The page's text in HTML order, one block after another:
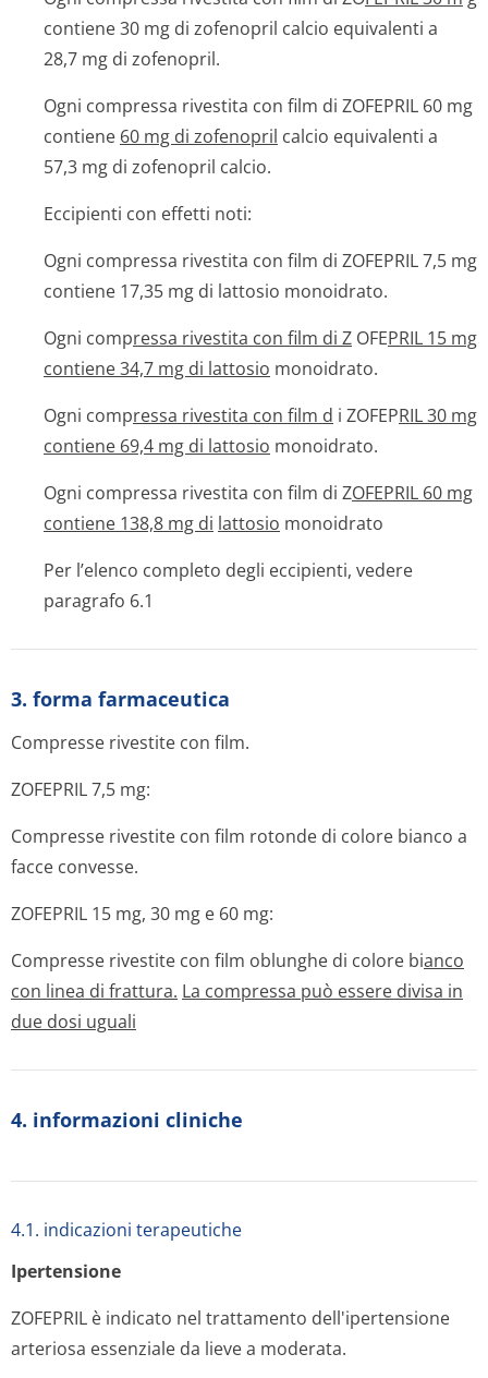
contiene 30 mg di zofenopril calcio equivalenti a
28,7 mg di zofenopril.
Ogni compressa rivestita con film di ZOFEPRIL 60 mg
contiene 60 mg di zofenopril calcio equivalenti a
57,3 mg di zofenopril calcio.
Eccipienti con effetti noti:
Ogni compressa rivestita con film di ZOFEPRIL 7,5 mg
contiene 17,35 mg di lattosio monoidrato.
Ogni compressa rivestita con film di Z OFEPRIL 15 mg
contiene 34,7 mg di lattosio monoidrato.
Ogni compressa rivestita con film d i ZOFEPRIL 30 mg
contiene 69,4 mg di lattosio monoidrato.
Ogni compressa rivestita con film di ZOFEPRIL 60 mg
contiene 138,8 mg di lattosio monoidrato
Per l’elenco completo degli eccipienti, vedere
paragrafo 6.1
3. forma farmaceutica
Compresse rivestite con film.
ZOFEPRIL 7,5 mg:
Compresse rivestite con film rotonde di colore bianco a
facce convesse.
ZOFEPRIL 15 mg, 30 mg e 60 mg:
Compresse rivestite con film oblunghe di colore bianco
con linea di frattura. La compressa può essere divisa in
due dosi uguali
4. informazioni cliniche
4.1. indicazioni terapeutiche
Ipertensione
ZOFEPRIL è indicato nel trattamento dell'ipertensione
arteriosa essenziale da lieve a moderata.